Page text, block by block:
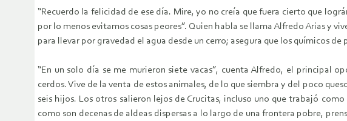
“Recuerdo la felicidad de ese día. Mire, yo no creía que fuera cierto que
por lo menos evitamos cosas peores”. Quien habla se llama Alfredo Arias y
para llevar por gravedad el agua desde un cerro; asegura que los químicos
“En un solo día se me murieron siete vacas”, cuenta Alfredo, el principal
cerdos. Vive de la venta de estos animales, de lo que siembra y del poco
seis hijos. Los otros salieron lejos de Crucitas, incluso uno que trabajó
como son decenas de aldeas dispersas a lo largo de una frontera pobre,